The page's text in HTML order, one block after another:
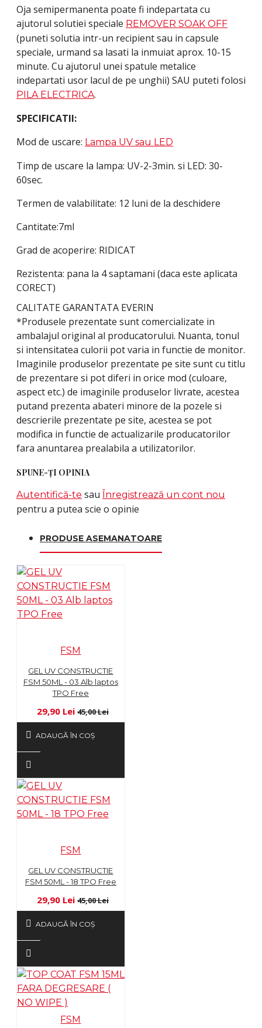
Oja semipermanenta poate fi indepartata cu
ajutorul solutiei speciale REMOVER SOAK OFF
(puneti solutia intr-un recipient sau in capsule
speciale, urmand sa lasati la inmuiat aprox. 10-15
minute. Cu ajutorul unei spatule metalice
indepartati usor lacul de pe unghii) SAU puteti folosi
PILA ELECTRICA.
SPECIFICATII:
Mod de uscare: Lampa UV sau LED
Timp de uscare la lampa: UV-2-3min. si LED: 30-
60sec.
Termen de valabilitate: 12 luni de la deschidere
Cantitate:7ml
Grad de acoperire: RIDICAT
Rezistenta: pana la 4 saptamani (daca este aplicata
CORECT)
CALITATE GARANTATA EVERIN
*Produsele prezentate sunt comercializate in
ambalajul original al producatorului. Nuanta, tonul
si intensitatea culorii pot varia in functie de monitor.
Imaginile produselor prezentate pe site sunt cu titlu
de prezentare si pot diferi in orice mod (culoare,
aspect etc.) de imaginile produselor livrate, acestea
putand prezenta abateri minore de la pozele si
descrierile prezentate pe site, acestea se pot
modifica in functie de actualizarile producatorilor
fara anuntarea prealabila a utilizatorilor.
SPUNE-ŢI OPINIA
Autentifică-te sau Înregistrează un cont nou
pentru a putea scie o opinie
PRODUSE ASEMANATOARE
FSM
GEL UV CONSTRUCTIE
FSM 50ML - 03 Alb laptos
TPO Free
29,90 Lei 45,00 Lei
ADAUGĂ ÎN COŞ
FSM
GEL UV CONSTRUCTIE
FSM 50ML - 18 TPO Free
29,90 Lei 45,00 Lei
ADAUGĂ ÎN COŞ
FSM